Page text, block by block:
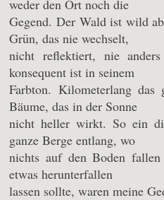
weder den Ort noch die
Gegend. Der Wald ist wild
Grün, das nie wechselt,
nicht reflektiert, nie
konsequent ist in seinem
Farbton. Kilometerlang
Bäume, das in der Sonne
nicht heller wirkt. So ein
ganze Berge entlang, wo
nichts auf den Boden
etwas herunterfallen
lassen sollte, waren meine